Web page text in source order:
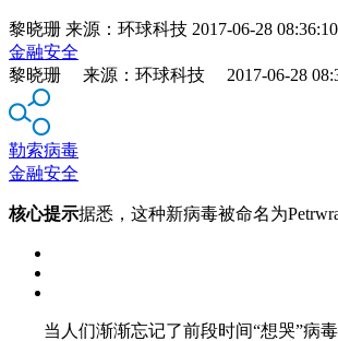
黎晓珊 来源： 环球科技 2017-06-28 08:36:10
金融安全
黎晓珊 来源：环球科技 2017-06-28
勒索病毒
金融安全
核心提示据悉，这种新病毒被命名为
当人们渐渐忘记了前段时间“想哭”病毒